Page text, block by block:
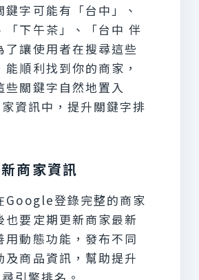
鍵字可能有「台中」、
「下午茶」、「台中 伴
了讓使用者在搜尋這些
能順利找到你的商家，
些關鍵字自然地置入
資訊中，提升關鍵字排
商家資訊
Google登錄完整的商家
也要定期更新商家最新
用動態功能，發布不同
及商品資訊，幫助提升